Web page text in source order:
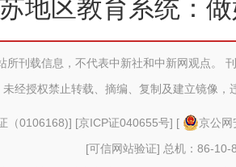
心
地区教育系统：
所刊载信息，不代表中新社和中新网观点。
未经授权禁止转载、摘编、复制及建立镜像，
（0106168)] [京ICP证040655号] [
京公
[可信网站验证] 总机：86-10-